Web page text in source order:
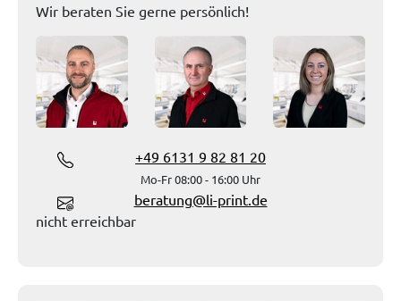
Wir beraten Sie gerne persönlich!
+49 6131 9 82 81 20
Mo-Fr 08:00 - 16:00 Uhr
beratung@li-print.de
nicht erreichbar